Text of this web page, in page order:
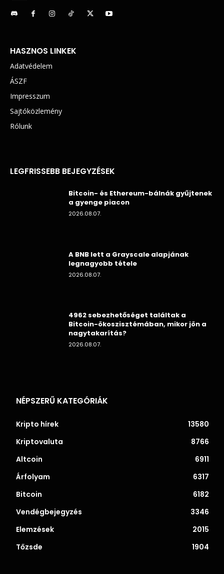
HASZNOS LINKEK
Adatvédelem
ÁSZF
Impresszum
Sajtóközlemény
Rólunk
LEGFRISSEBB BEJEGYZÉSEK
Bitcoin- és Ethereum-bálnák gyűjtenek
a gyenge piacon
2026.08.07.
A BNB lett a Grayscale alapjának
legnagyobb tétele
2026.08.07.
4962 sebezhetőséget találtak a
Bitcoin-ökoszisztémában, mikor jön a
nagytakarítás?
2026.08.07.
NÉPSZERŰ KATEGÓRIÁK
Kripto hírek
13580
Kriptovaluta
8766
Altcoin
6911
Árfolyam
6317
Bitcoin
6182
Vendégbejegyzés
3346
Elemzések
2015
Tőzsde
1904